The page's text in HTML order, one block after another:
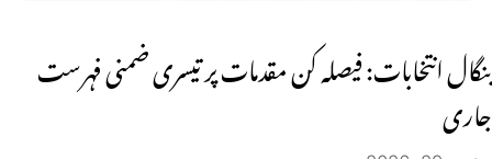
بنگال انتخابات: فیصلہ کن مقدمات پر تیسری ضمنی فہرست
جاری